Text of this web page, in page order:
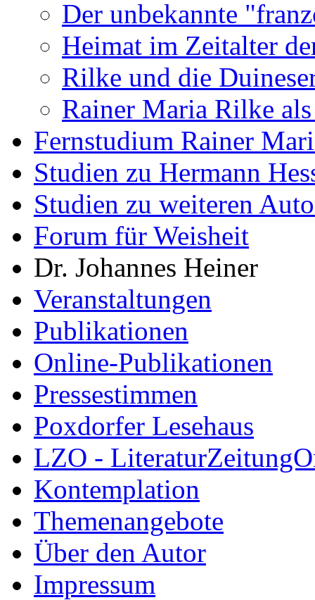
Der unbekannte
Heimat im Zeitalter
Rilke und die
Rainer Maria Rilke
Fernstudium Rainer
Studien zu Hermann
Studien zu weiteren
Forum für Weisheit
Dr. Johannes Heiner
Veranstaltungen
Publikationen
Online-Publikationen
Pressestimmen
Poxdorfer Lesehaus
LZO -
Kontemplation
Themenangebote
Über den Autor
Impressum